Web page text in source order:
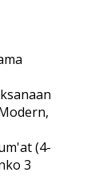
(4-
3